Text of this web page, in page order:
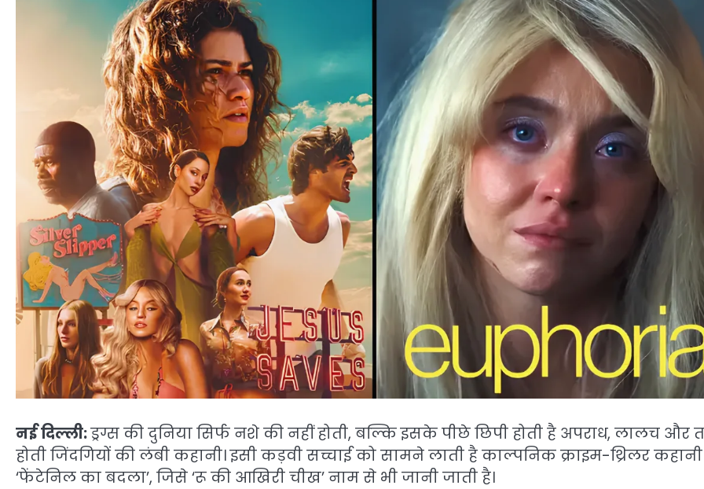
नई दिल्ली:ड्रग्स की दुनिया सिर्फ नशे की नहीं होती, बल्कि इसके पीछे छिपी होती है अपराध, लालच और
होती जिंदगियों की लंबी कहानी। इसी कड़वी सच्चाई को सामने लाती है काल्पनिक क्राइम-थ्रिलर कहानी
‘फेंटेनिल का बदला’, जिसे ‘रू की आखिरी चीख’ नाम से भी जानी जाती है।